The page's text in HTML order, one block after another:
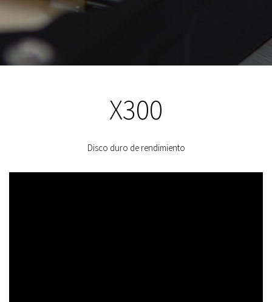
X300
Disco duro de rendimiento